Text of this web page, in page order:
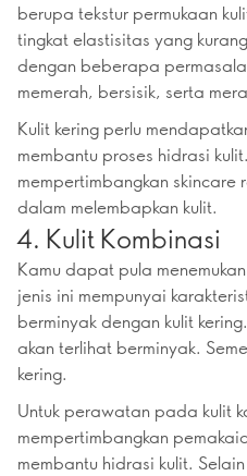
berupa tekstur permukaan
tingkat elastisitas yang
dengan beberapa
memerah, bersisik, serta
Kulit kering perlu
membantu proses hidrasi
mempertimbangkan skincare
dalam melembapkan kulit.
4. Kulit Kombinasi
Kamu dapat pula
jenis ini mempunyai
berminyak dengan kulit
akan terlihat berminyak.
kering.
Untuk perawatan pada kulit
mempertimbangkan
membantu hidrasi kulit.